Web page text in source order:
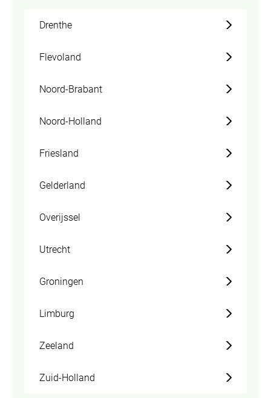
Drenthe
Flevoland
Noord-Brabant
Noord-Holland
Friesland
Gelderland
Overijssel
Utrecht
Groningen
Limburg
Zeeland
Zuid-Holland